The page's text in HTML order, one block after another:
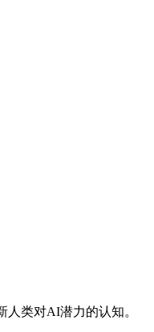
类对AI潜力的认知。